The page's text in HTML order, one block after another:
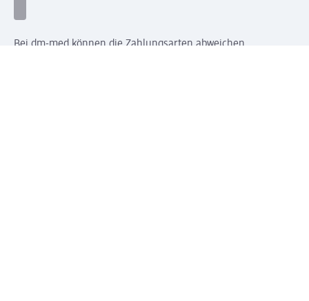
Bei dm-med können die Zahlungsarten abweichen.